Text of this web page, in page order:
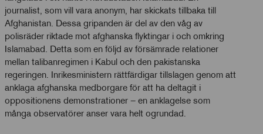
journalist, som vill vara anonym, har skickats tillbaka till
Afghanistan. Dessa gripanden är del av den våg av
polisräder riktade mot afghanska flyktingar i och omkring
Islamabad. Detta som en följd av försämrade relationer
mellan talibanregimen i Kabul och den pakistanska
regeringen. Inrikesministern rättfärdigar tillslagen genom att
anklaga afghanska medborgare för att ha deltagit i
oppositionens demonstrationer – en anklagelse som
många observatörer anser vara helt ogrundad.